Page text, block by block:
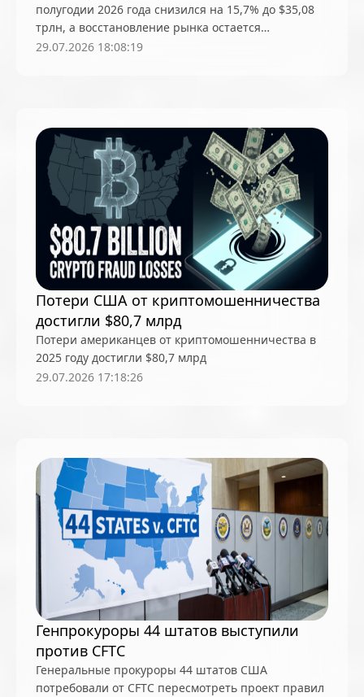
полугодии 2026 года снизился на 15,7% до $35,08
трлн, а восстановление рынка остается
несинхронным, говорится в отчете CoinGlass
29.07.2026 18:08:19
Потери США от криптомошенничества
достигли $80,7 млрд
Потери американцев от криптомошенничества в
2025 году достигли $80,7 млрд
29.07.2026 17:18:26
Генпрокуроры 44 штатов выступили
против CFTC
Генеральные прокуроры 44 штатов США
потребовали от CFTC пересмотреть проект правил